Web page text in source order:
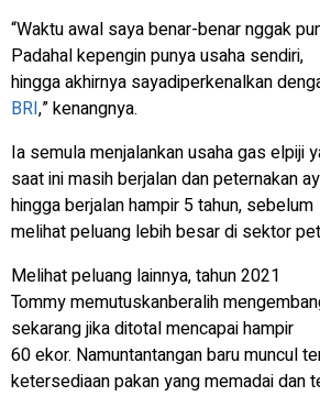
“Waktu awal saya benar-benar nggak
Padahal kepengin punya usaha sendiri,
hingga akhirnya sayadiperkenalkan
BRI,” kenangnya.
Ia semula menjalankan usaha gas elpiji
saat ini masih berjalan dan peternakan
hingga berjalan hampir 5 tahun, sebelum
melihat peluang lebih besar di sektor
Melihat peluang lainnya, tahun 2021
Tommy memutuskanberalih
sekarang jika ditotal mencapai hampir
60 ekor. Namuntantangan baru muncul
ketersediaan pakan yang memadai dan